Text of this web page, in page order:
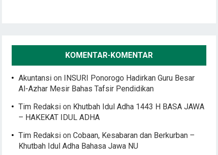
KOMENTAR-KOMENTAR
Akuntansi on INSURI Ponorogo Hadirkan Guru Besar
Al-Azhar Mesir Bahas Tafsir Pendidikan
Tim Redaksi on Khutbah Idul Adha 1443 H BASA JAWA
– HAKEKAT IDUL ADHA
Tim Redaksi onCobaan, Kesabaran dan Berkurban –
Khutbah Idul Adha Bahasa Jawa NU